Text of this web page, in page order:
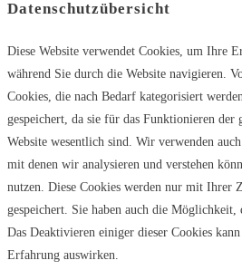
Datenschutzübersicht
Diese Website verwendet Cookies, um Ihre
während Sie durch die Website navigieren.
Cookies, die nach Bedarf kategorisiert
gespeichert, da sie für das Funktionieren der
Website wesentlich sind. Wir verwenden
mit denen wir analysieren und verstehen
nutzen. Diese Cookies werden nur mit Ihrer
gespeichert. Sie haben auch die Möglichkeit,
Das Deaktivieren einiger dieser Cookies
Erfahrung auswirken.